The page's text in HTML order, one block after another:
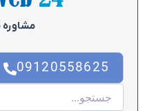
09120558625
جستجو
برای: